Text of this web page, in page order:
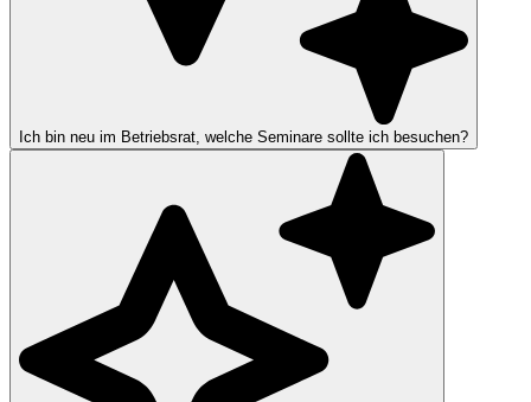
Ich bin neu im Betriebsrat, welche Seminare sollte ich besuchen?